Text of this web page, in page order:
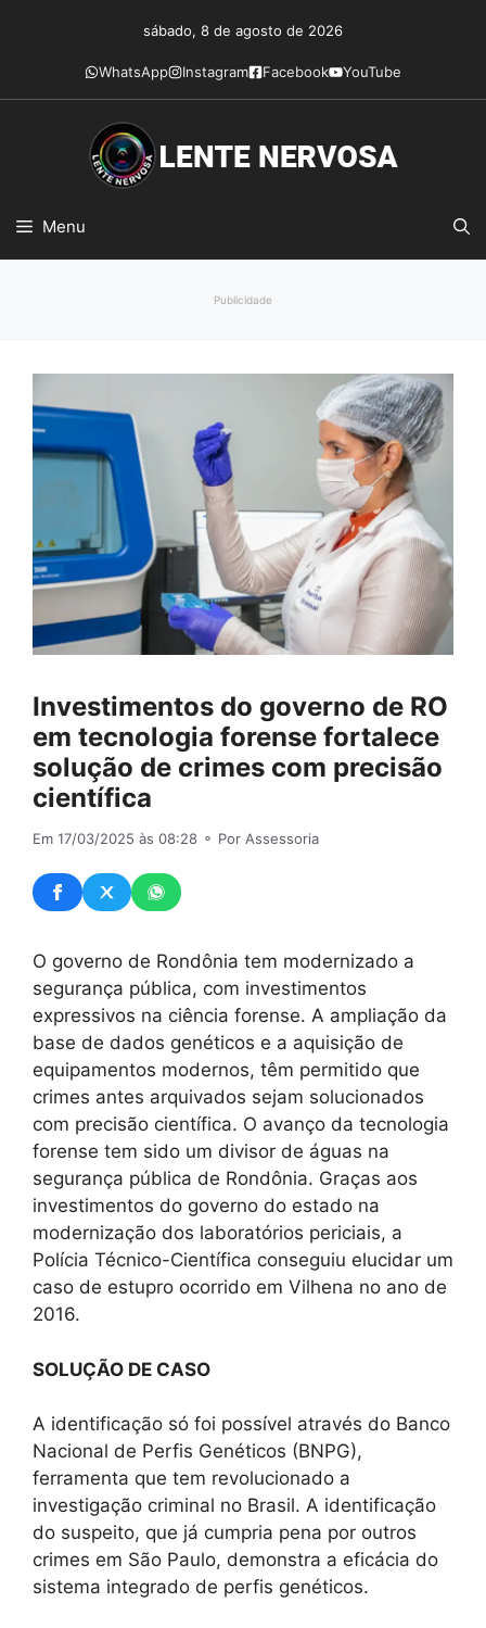
conteúdo
sábado, 8 de agosto de 2026
WhatsApp Instagram Facebook YouTube
Menu
Publicidade
Investimentos do governo de RO
em tecnologia forense fortalece
solução de crimes com precisão
científica
Em 17/03/2025 às 08:28 ⚬ Por Assessoria
O governo de Rondônia tem modernizado a
segurança pública, com investimentos
expressivos na ciência forense. A ampliação da
base de dados genéticos e a aquisição de
equipamentos modernos, têm permitido que
crimes antes arquivados sejam solucionados
com precisão científica. O avanço da tecnologia
forense tem sido um divisor de águas na
segurança pública de Rondônia. Graças aos
investimentos do governo do estado na
modernização dos laboratórios periciais, a
Polícia Técnico-Científica conseguiu elucidar um
caso de estupro ocorrido em Vilhena no ano de
2016.
SOLUÇÃO DE CASO
A identificação só foi possível através do Banco
Nacional de Perfis Genéticos (BNPG),
ferramenta que tem revolucionado a
investigação criminal no Brasil. A identificação
do suspeito, que já cumpria pena por outros
crimes em São Paulo, demonstra a eficácia do
sistema integrado de perfis genéticos.